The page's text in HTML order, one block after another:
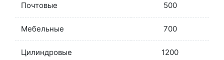
Почтовые 500
Мебельные 700
Цилиндровые 1200